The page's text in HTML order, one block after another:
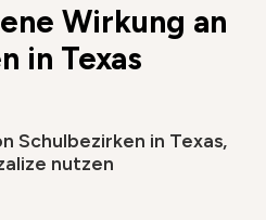
Wirkung an
in Texas
Schulbezirken in Texas,
nutzen